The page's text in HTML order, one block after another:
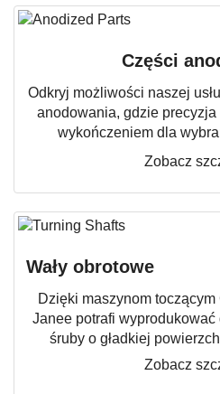
Części
Odkryj możliwości naszej
anodowania, gdzie precyzja
wykończeniem dla
Zobacz
Wały obrotowe
Dzięki maszynom
Janee potrafi wyprodukować
śruby o gładkiej
Zobacz